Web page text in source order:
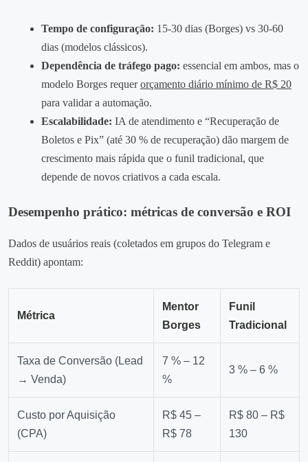
Tempo de configuração: 15‑30 dias (Borges) vs 30‑60
dias (modelos clássicos).
Dependência de tráfego pago: essencial em ambos, mas o
modelo Borges requerorçamento diário mínimo de R$ 20
para validar a automação.
Escalabilidade: IA de atendimento e “Recuperação de
Boletos e Pix” (até 30 % de recuperação) dão margem de
crescimento mais rápida que o funil tradicional, que
depende de novos criativos a cada escala.
Desempenho prático: métricas de conversão e ROI
Dados de usuários reais (coletados em grupos do Telegram e
Reddit) apontam:
Métrica
Mentor
Borges
Funil
Tradicional
Taxa de Conversão (Lead
→ Venda)
7 % – 12
%
3 % – 6 %
Custo por Aquisição
(CPA)
R$ 45 –
R$ 78
R$ 80 – R$
130